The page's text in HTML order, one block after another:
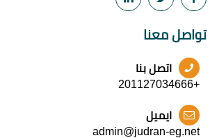
تواصل معنا
اتصل بنا
+201127034666
ايميل
admin@judran-eg.net